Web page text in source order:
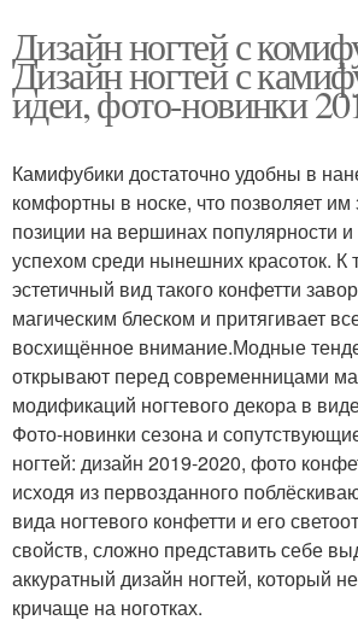
Дизайн ногтей с
Дизайн ногтей с
идеи, фото-новинки
Камифубики достаточно удобны в
комфортны в носке, что позволяет им
позиции на вершинах популярности и
успехом среди нынешних красоток. К
эстетичный вид такого конфетти
магическим блеском и притягивает
восхищённое внимание.Модные
открывают перед современницами
модификаций ногтевого декора в
Фото-новинки сезона и
ногтей: дизайн 2019-2020, фото
исходя из первозданного
вида ногтевого конфетти и его
свойств, сложно представить себе
аккуратный дизайн ногтей, который
кричаще на ноготках.